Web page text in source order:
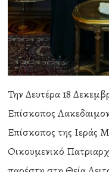
Την Δευτέρα 18
Επίσκοπος
Επίσκοπος της Ιεράς
Οικουμενικό